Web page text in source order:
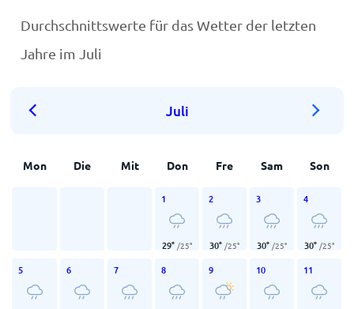
Durchschnittswerte für das Wetter der letzten
Jahre im Juli
Juli
Mon Die Mit Don Fre Sam Son
1
29° /25°
2
30° /25°
3
30° /25°
4
30° /25°
5 6 7 8 9 10 11